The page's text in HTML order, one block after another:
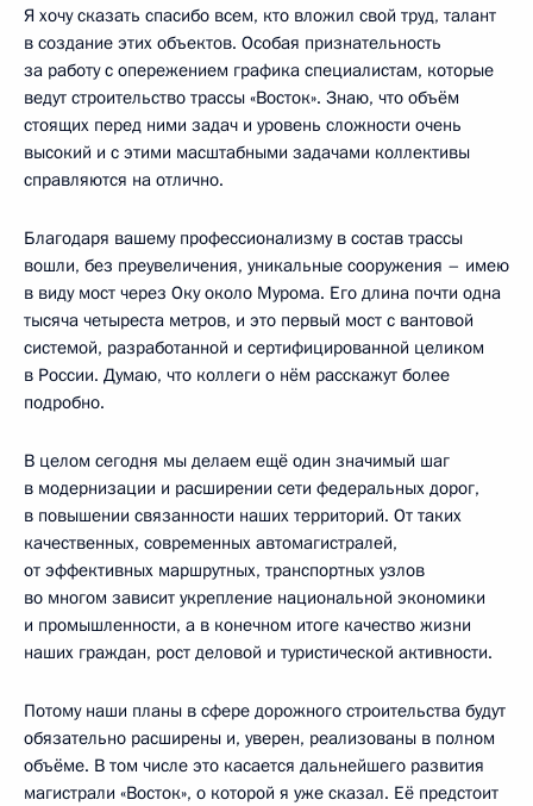
Я хочу сказать спасибо всем, кто вложил свой труд, талант
в создание этих объектов. Особая признательность
за работу с опережением графика специалистам, которые
ведут строительство трассы «Восток». Знаю, что объём
стоящих перед ними задач и уровень сложности очень
высокий и с этими масштабными задачами коллективы
справляются на отлично.
Благодаря вашему профессионализму в состав трассы
вошли, без преувеличения, уникальные сооружения – имею
в виду мост через Оку около Мурома. Его длина почти одна
тысяча четыреста метров, и это первый мост с вантовой
системой, разработанной и сертифицированной целиком
в России. Думаю, что коллеги о нём расскажут более
подробно.
В целом сегодня мы делаем ещё один значимый шаг
в модернизации и расширении сети федеральных дорог,
в повышении связанности наших территорий. От таких
качественных, современных автомагистралей,
от эффективных маршрутных, транспортных узлов
во многом зависит укрепление национальной экономики
и промышленности, а в конечном итоге качество жизни
наших граждан, рост деловой и туристической активности.
Потому наши планы в сфере дорожного строительства будут
обязательно расширены и, уверен, реализованы в полном
объёме. В том числе это касается дальнейшего развития
магистрали «Восток», о которой я уже сказал. Её предстоит